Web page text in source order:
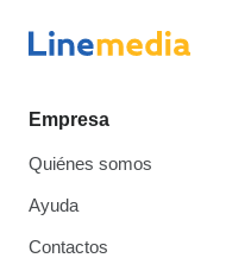
Empresa
Quiénes somos
Ayuda
Contactos